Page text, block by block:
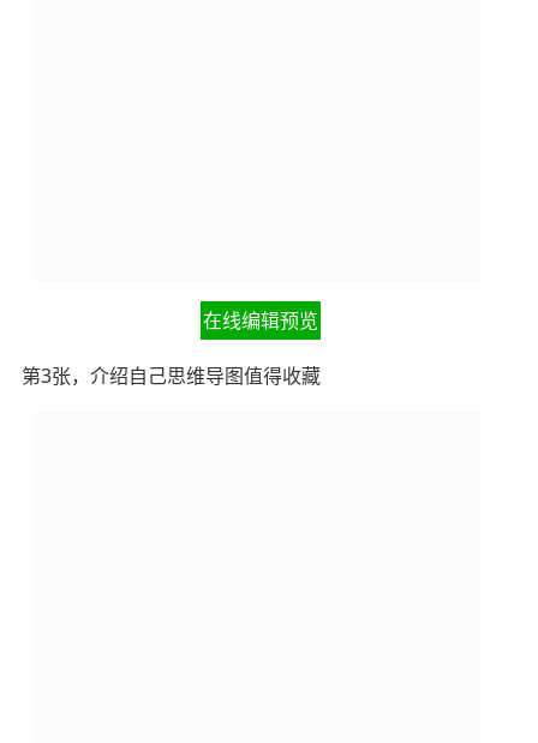
在线编辑预览
第3张，介绍自己思维导图值得收藏